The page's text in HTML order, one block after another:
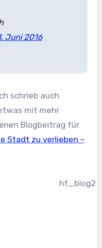
Juni 2016
schrieb auch
mit mehr
Blogbeitrag für
Stadt zu verlieben –